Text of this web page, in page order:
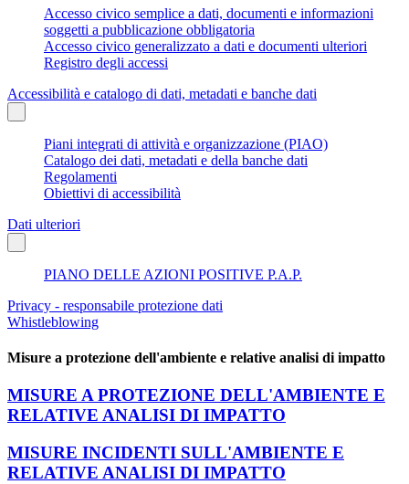
Accesso civico semplice a dati, documenti e informazioni
soggetti a pubblicazione obbligatoria
Accesso civico generalizzato a dati e documenti ulteriori
Registro degli accessi
Accessibilità e catalogo di dati, metadati e banche dati
Piani integrati di attività e organizzazione (PIAO)
Catalogo dei dati, metadati e della banche dati
Regolamenti
Obiettivi di accessibilità
Dati ulteriori
PIANO DELLE AZIONI POSITIVE P.A.P.
Privacy - responsabile protezione dati
Whistleblowing
Misure a protezione dell'ambiente e relative analisi di impatto
MISURE A PROTEZIONE DELL'AMBIENTE E
RELATIVE ANALISI DI IMPATTO
MISURE INCIDENTI SULL'AMBIENTE E
RELATIVE ANALISI DI IMPATTO